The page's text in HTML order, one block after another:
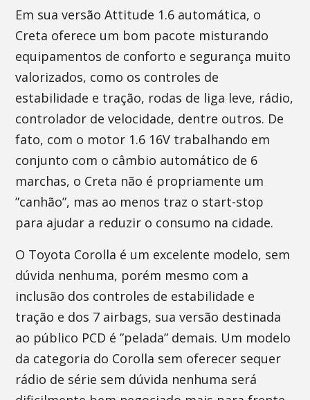
Em sua versão Attitude 1.6 automática, o
Creta oferece um bom pacote misturando
equipamentos de conforto e segurança muito
valorizados, como os controles de
estabilidade e tração, rodas de liga leve, rádio,
controlador de velocidade, dentre outros. De
fato, com o motor 1.6 16V trabalhando em
conjunto com o câmbio automático de 6
marchas, o Creta não é propriamente um
”canhão”, mas ao menos traz o start-stop
para ajudar a reduzir o consumo na cidade.
O Toyota Corolla é um excelente modelo, sem
dúvida nenhuma, porém mesmo com a
inclusão dos controles de estabilidade e
tração e dos 7 airbags, sua versão destinada
ao público PCD é ”pelada” demais. Um modelo
da categoria do Corolla sem oferecer sequer
rádio de série sem dúvida nenhuma será